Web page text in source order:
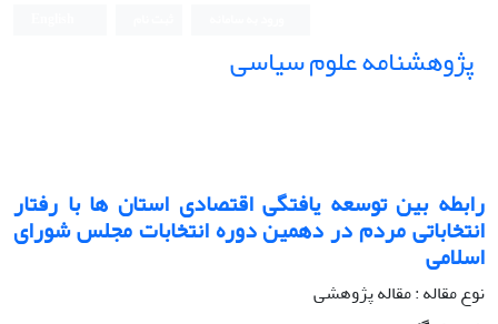
پژوهشنامه علوم سیاسی
رابطه بین توسعه یافتگی اقتصادی استان ها با رفتار
انتخاباتی مردم در دهمین دوره انتخابات مجلس شورای
اسلامی
نوع مقاله : مقاله پژوهشی